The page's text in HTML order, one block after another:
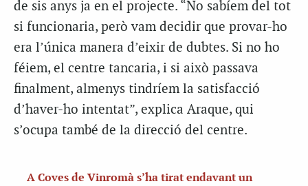
de sis anys ja en el projecte. “No sabíem del tot
si funcionaria, però vam decidir que provar-ho
era l’única manera d’eixir de dubtes. Si no ho
féiem, el centre tancaria, i si això passava
finalment, almenys tindríem la satisfacció
d’haver-ho intentat”, explica Araque, qui
s’ocupa també de la direcció del centre.
A Coves de Vinromà s’ha tirat endavant un